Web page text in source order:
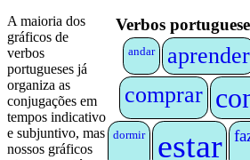
Verbos
andar aprender
comprar
dormir estar
A maioria dos
gráficos de
verbos
portugueses já
organiza as
conjugações em
tempos indicativo
e subjuntivo, mas
nossos gráficos